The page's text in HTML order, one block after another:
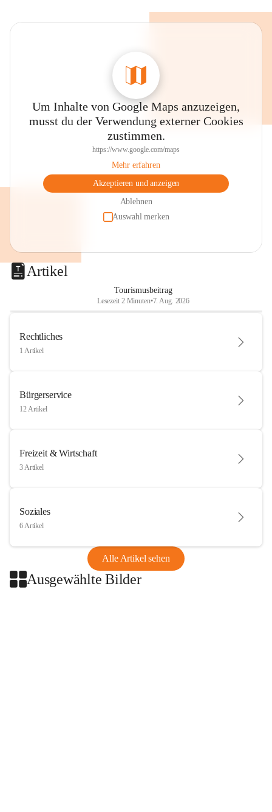
Um Inhalte von Google Maps anzuzeigen,
musst du der Verwendung externer Cookies
zustimmen.
https://www.google.com/maps
Mehr erfahren
Akzeptieren und anzeigen
Ablehnen
Auswahl merken
Artikel
Tourismusbeitrag
Lesezeit 2 Minuten•7. Aug. 2026
Rechtliches
1 Artikel
Bürgerservice
12 Artikel
Freizeit & Wirtschaft
3 Artikel
Soziales
6 Artikel
Alle Artikel sehen
Ausgewählte Bilder